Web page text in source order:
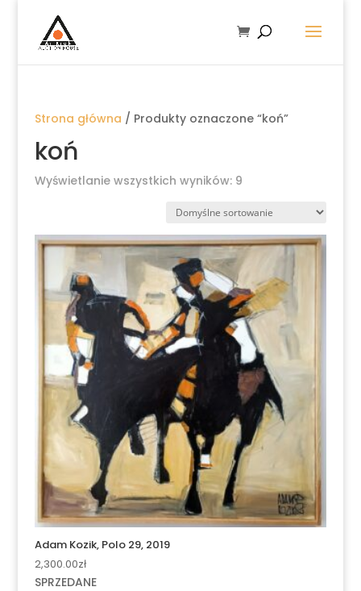
Strona główna / Produkty oznaczone “koń”
koń
Wyświetlanie wszystkich wyników: 9
Adam Kozik, Polo 29, 2019
2,300.00zł
SPRZEDANE